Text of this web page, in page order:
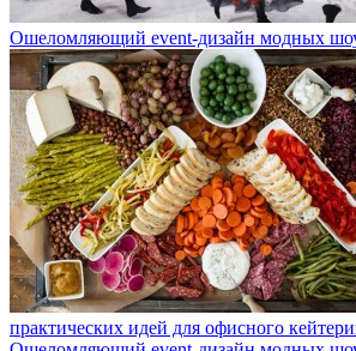
Ошеломляющий event-дизайн модных
практических идей для офисного